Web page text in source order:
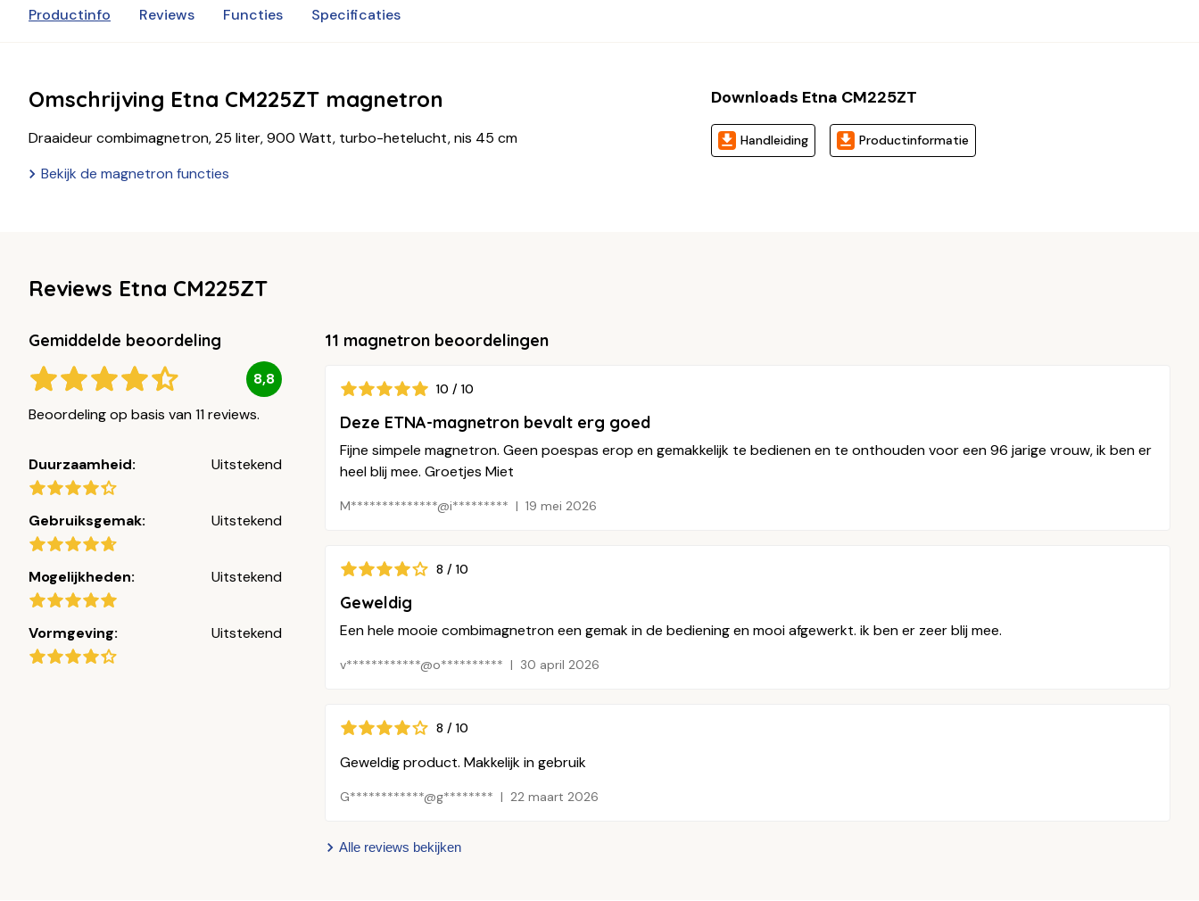
Productinfo Reviews Functies Specificaties
Omschrijving Etna CM225ZT magnetron
Draaideur combimagnetron, 25 liter, 900 Watt, turbo-hetelucht, nis 45 cm
Bekijk de magnetron functies
Downloads Etna CM225ZT
Handleiding Productinformatie
Reviews Etna CM225ZT
Gemiddelde beoordeling
8,8
Beoordeling op basis van 11 reviews.
Duurzaamheid: Uitstekend
Gebruiksgemak: Uitstekend
Mogelijkheden: Uitstekend
Vormgeving: Uitstekend
11 magnetron beoordelingen
10 / 10
Deze ETNA-magnetron bevalt erg goed
Fijne simpele magnetron. Geen poespas erop en gemakkelijk te bedienen en te onthouden voor een 96 jarige vrouw, ik ben er
heel blij mee. Groetjes Miet
M**************@i********* 19 mei 2026
8 / 10
Geweldig
Een hele mooie combimagnetron een gemak in de bediening en mooi afgewerkt. ik ben er zeer blij mee.
v************@o********** 30 april 2026
8 / 10
Geweldig product. Makkelijk in gebruik
G************@g******** 22 maart 2026
Alle reviews bekijken